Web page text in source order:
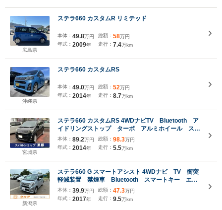
広島県
ステラ660 カスタムR リミテッド
本体： 49.8万円
年式： 2009年
総額： 58万円
走行： 7.4万km
沖縄県
ステラ660 カスタムRS
本体： 49.0万円
年式： 2014年
総額： 52万円
走行： 8.7万km
宮城県
ステラ660 カスタムRS 4WDナビTV Bluetooth ア
イドリングストップ ターボ アルミホイール スマ
ートキー プッシュスタート インパネオートマ ベ
ンチシート
本体： 89.2万円
年式： 2014年
総額： 98.3万円
走行： 5.5万km
新潟県
ステラ660 G スマートアシスト 4WDナビ TV 衝突
軽減装置 禁煙車 Bluetooth スマートキー エン
ジンスターター シートヒーター 純正14インチアル
ミ ドラレコ
本体： 39.9万円
年式： 2017年
総額： 47.3万円
走行： 9.5万km